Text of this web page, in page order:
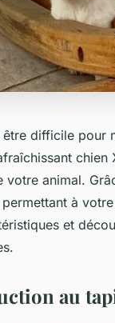
être difficile pour
chien
votre animal.
à
et
au